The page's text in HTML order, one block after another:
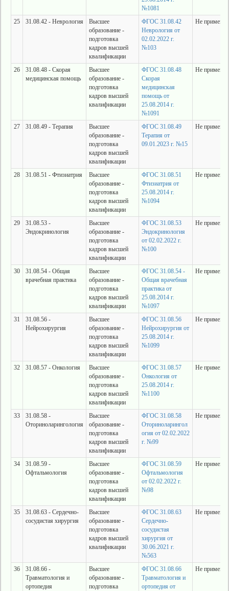
№1081
25
31.08.42 - Неврология
Высшее
образование -
подготовка
кадров высшей
квалификации
ФГОС 31.08.42
Неврология от
02.02.2022 г.
№103
Не
26
31.08.48 - Скорая
медицинская помощь
Высшее
образование -
подготовка
кадров высшей
квалификации
ФГОС 31.08.48
Скорая
медицинская
помощь от
25.08.2014 г.
№1091
Не
27 31.08.49 - Терапия
Высшее
образование -
подготовка
кадров высшей
квалификации
ФГОС 31.08.49
Терапия от
09.01.2023 г. №15
Не
28 31.08.51 - Фтизиатрия
Высшее
образование -
подготовка
кадров высшей
квалификации
ФГОС 31.08.51
Фтизиатрия от
25.08.2014 г.
№1094
Не
29
31.08.53 -
Эндокринология
Высшее
образование -
подготовка
кадров высшей
квалификации
ФГОС 31.08.53
Эндокринология
от 02.02.2022 г.
№100
Не
30
31.08.54 - Общая
врачебная практика
Высшее
образование -
подготовка
кадров высшей
квалификации
ФГОС 31.08.54 -
Общая врачебная
практика от
25.08.2014 г.
№1097
Не
31
31.08.56 -
Нейрохирургия
Высшее
образование -
подготовка
кадров высшей
квалификации
ФГОС 31.08.56
Нейрохирургия от
25.08.2014 г.
№1099
Не
32 31.08.57 - Онкология
Высшее
образование -
подготовка
кадров высшей
квалификации
ФГОС 31.08.57
Онкология от
25.08.2014 г.
№1100
Не
33
31.08.58 -
Оториноларингология
Высшее
образование -
подготовка
кадров высшей
квалификации
ФГОС 31.08.58
Оториноларингол
огия от 02.02.2022
г. №99
Не
34
31.08.59 -
Офтальмология
Высшее
образование -
подготовка
кадров высшей
квалификации
ФГОС 31.08.59
Офтальмология
от 02.02.2022 г.
№98
Не
35
31.08.63 - Сердечно-
сосудистая хирургия
Высшее
образование -
подготовка
кадров высшей
квалификации
ФГОС 31.08.63
Сердечно-
сосудистая
хирургия от
30.06.2021 г.
№563
Не
36
31.08.66 -
Травматология и
ортопедия
Высшее
образование -
подготовка
ФГОС 31.08.66
Травматология и
ортопедия от
Не